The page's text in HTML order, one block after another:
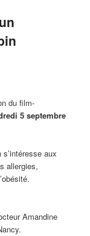
du film-
5 septembre
aux
allergies,
Amandine